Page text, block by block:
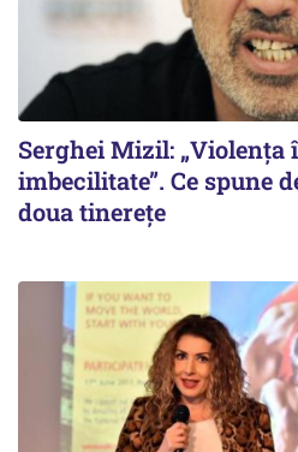
Serghei Mizil: „Violența
imbecilitate”. Ce spune
doua tinerețe